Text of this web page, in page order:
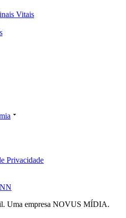
Vitais
Privacidade
Uma empresa NOVUS MÍDIA.